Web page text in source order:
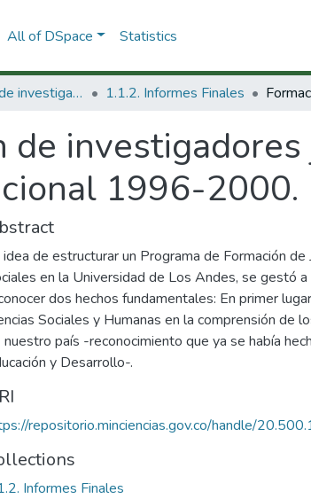
All of DSpace Statistics
1.1 Productos de investigación 1.1.2. Informes Finales
de
1996-2000.
idea de estructurar un Programa de Formación
en la Universidad de Los Andes, se gestó
dos hechos fundamentales: En primer
Sociales y Humanas en la comprensión de
nuestro país -reconocimiento que ya se había
y Desarrollo-.
repositorio.minciencias.gov.co/handle/
Informes Finales